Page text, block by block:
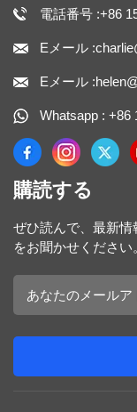
電話番号 :+86
Eメール
Eメール
Whatsapp : +86
購読する
ぜひ読んで、最新
をお聞かせください